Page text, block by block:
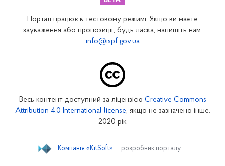
Закарпатське відділення
Запорізьке відділення
Кіровоградське відділення
Миколаївське відділення
Портал працює в тестовому режимі. Якщо ви маєте
зауваження або пропозиції, будь ласка, напишіть нам:
info@ispf.gov.ua
Весь контент доступний за ліцензією Creative Commons
Attribution 4.0 International license, якщо не зазначено інше.
2020 рік
Компанія «KitSoft» — розробник порталу